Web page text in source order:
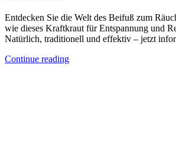
Entdecken Sie die Welt des Beifuß zum
wie dieses Kraftkraut für Entspannung und
Natürlich, traditionell und effektiv – jetzt
Continue reading